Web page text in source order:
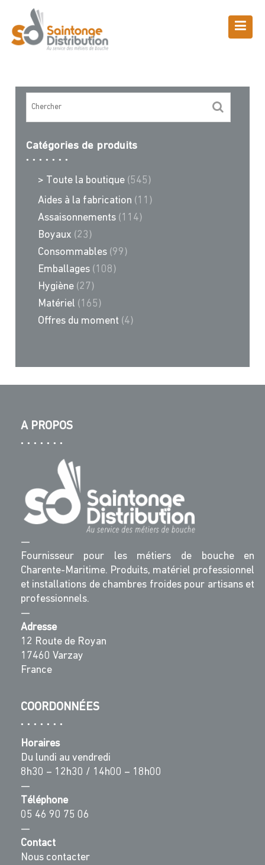
content
Boutique
Catégories de produits
> Toute la boutique (545)
Aides à la fabrication (11)
Assaisonnements (114)
Boyaux (23)
Consommables (99)
Emballages (108)
Hygiène (27)
Matériel (165)
Offres du moment (4)
A PROPOS
—
Fournisseur pour les métiers de bouche en
Charente-Maritime. Produits, matériel professionnel
et installations de chambres froides pour artisans et
professionnels.
—
Adresse
12 Route de Royan
17460 Varzay
France
COORDONNÉES
Horaires
Du lundi au vendredi
8h30 – 12h30 / 14h00 – 18h00
—
Téléphone
05 46 90 75 06
—
Contact
Nous contacter